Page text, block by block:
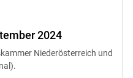
2024
Niederösterreich und